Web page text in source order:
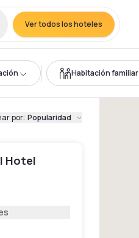
Ver todos los hoteles
Habitación familiar
por: Popularidad
Hotel